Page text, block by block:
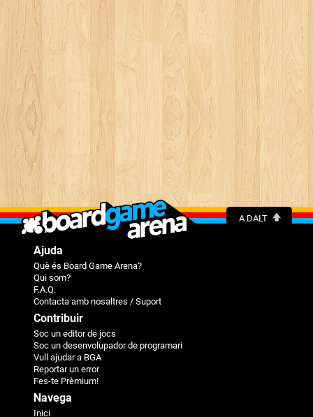
A DALT
Ajuda
Què és Board Game Arena?
Qui som?
F.A.Q.
Contacta amb nosaltres / Suport
Contribuir
Soc un editor de jocs
Soc un desenvolupador de programari
Vull ajudar a BGA
Reportar un error
Fes-te Prèmium!
Navega
Inici